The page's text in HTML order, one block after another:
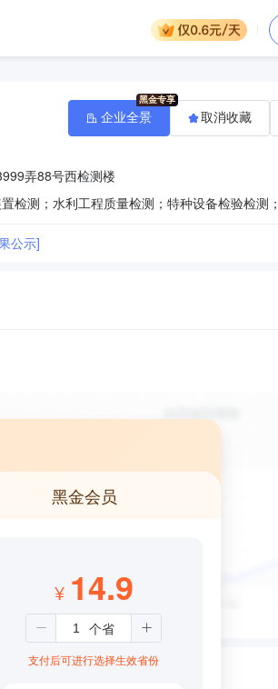
弄88号西检测楼
公示]
企业全景 取消收藏
黑金会员
¥ 14.9
支付后可进行选择生效省份